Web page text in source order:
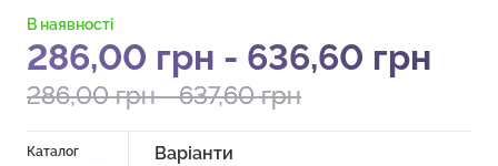
В наявності
286,00 грн - 636,60 грн
286,00грн-637,60грн
Каталог Варіанти